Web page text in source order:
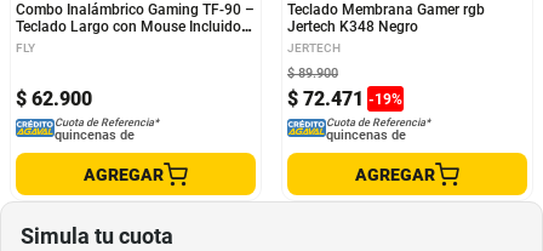
Combo Inalámbrico Gaming TF-90 –
Teclado Largo con Mouse Incluido
Negro
FLY
$ 62.900
Cuota de Referencia*
quincenas de
AGREGAR
Teclado Membrana Gamer rgb
Jertech K348 Negro
JERTECH
$ 72.471 -19%
$ 89.900
Cuota de Referencia*
quincenas de
AGREGAR
Simula tu cuota